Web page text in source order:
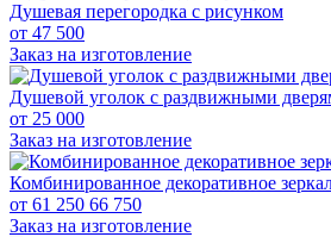
Душевая перегородка с рисунком
от 47 500
Заказ на изготовление
Душевой уголок с раздвижными
от 25 000
Заказ на изготовление
Комбинированное декоративное
от 61 250 66 750
Заказ на изготовление